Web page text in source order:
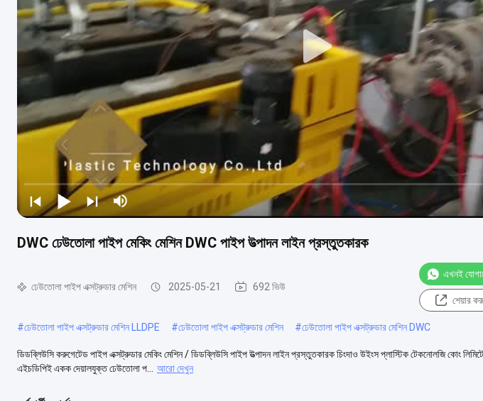
DWC ঢেউতোলা পাইপ মেকিং মেশিন DWC পাইপ উত্পাদন লাইন প্রস্তুতকারক
ঢেউতোলা পাইপ এক্সট্রুডার মেশিন 2025-05-21 692 ভিউ
এখনই
শেয়ার
#ঢেউতোলা পাইপ এক্সট্রুডার মেশিন LLDPE #ঢেউতোলা পাইপ এক্সট্রুডার মেশিন #ঢেউতোলা পাইপ এক্সট্রুডার মেশিন DWC
ডিডব্লিউসি করুগেটেড পাইপ এক্সট্রুডার মেকিং মেশিন / ডিডব্লিউসি পাইপ উত্পাদন লাইন প্রস্তুতকারক চিংদাও উইংস প্লাস্টিক টেকনোলজি কোং
এইচডিপিই একক দেয়ালযুক্ত ঢেউতোলা প...
আরো দেখুন